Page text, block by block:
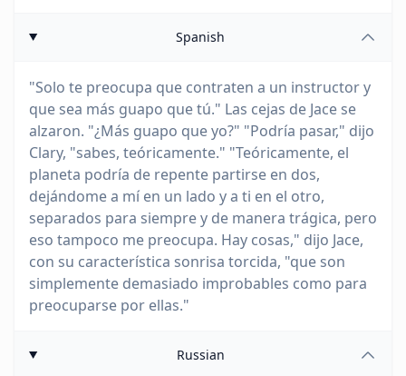
Spanish
"Solo te preocupa que contraten a un instructor y
que sea más guapo que tú." Las cejas de Jace se
alzaron. "¿Más guapo que yo?" "Podría pasar," dijo
Clary, "sabes, teóricamente." "Teóricamente, el
planeta podría de repente partirse en dos,
dejándome a mí en un lado y a ti en el otro,
separados para siempre y de manera trágica, pero
eso tampoco me preocupa. Hay cosas," dijo Jace,
con su característica sonrisa torcida, "que son
simplemente demasiado improbables como para
preocuparse por ellas."
Russian